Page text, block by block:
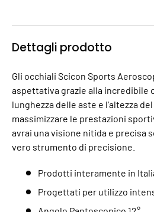
Dettagli prodotto
Gli occhiali Scicon Sports
aspettativa grazie alla incredibile
lunghezza delle aste e l'altezza
massimizzare le prestazioni
avrai una visione nitida e precisa
vero strumento di precisione.
Prodotti interamente in
Progettati per utilizzo